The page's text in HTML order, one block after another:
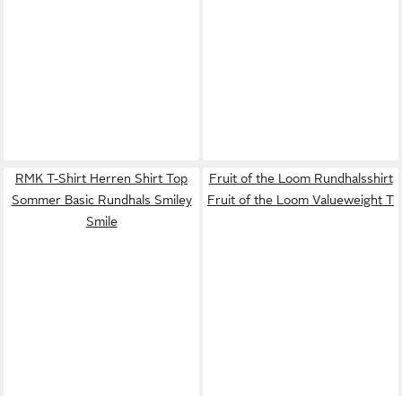
RMK T-Shirt Herren Shirt Top
Sommer Basic Rundhals Smiley
Smile
Fruit of the Loom Rundhalsshirt
Fruit of the Loom Valueweight T